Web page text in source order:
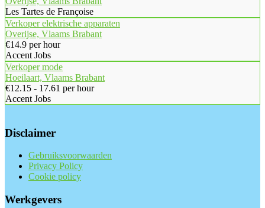
Les Tartes de Françoise
Verkoper elektrische apparaten
Overijse, Vlaams Brabant
€14.9 per hour
Accent Jobs
Verkoper mode
Hoeilaart, Vlaams Brabant
€12.15 - 17.61 per hour
Accent Jobs
Disclaimer
Gebruiksvoorwaarden
Privacy Policy
Cookie policy
Werkgevers